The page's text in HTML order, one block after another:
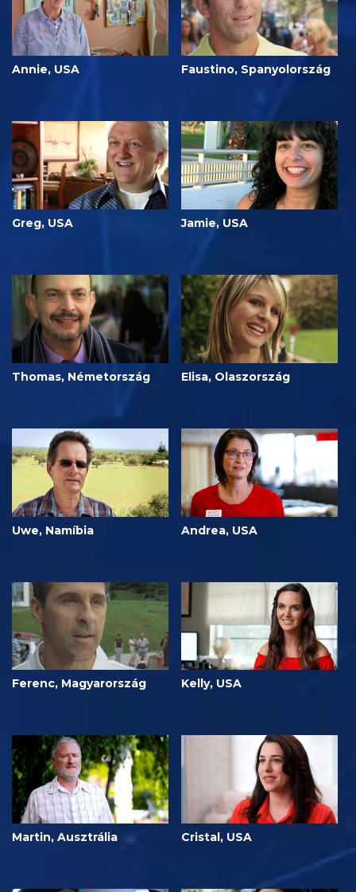
Annie, USA Faustino, Spanyolország
Greg, USA Jamie, USA
Thomas, Németország Elisa, Olaszország
Uwe, Namíbia Andrea, USA
Ferenc, Magyarország Kelly, USA
Martin, Ausztrália Cristal, USA